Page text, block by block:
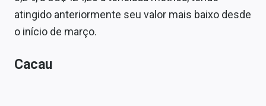
atingido anteriormente seu valor mais baixo desde
o início de março.
Cacau